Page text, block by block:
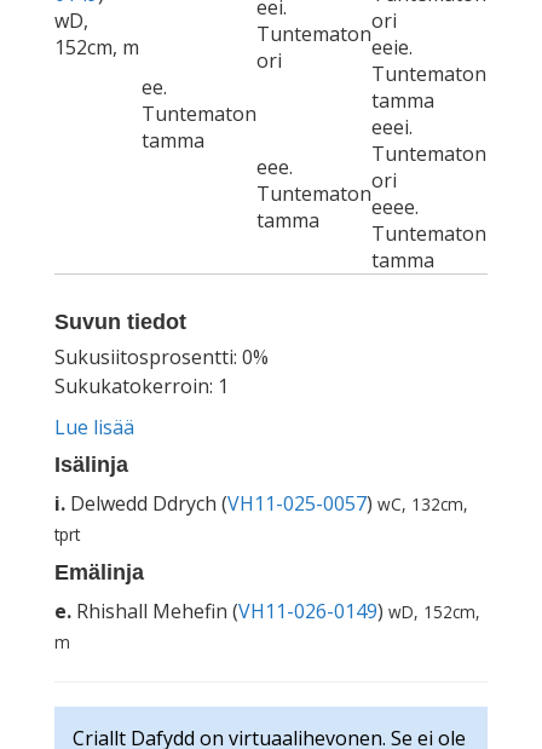
wD,
152cm, m
ee.
Tuntematon
tamma
eei.
Tuntematon
ori
ori
eeie.
Tuntematon
tamma
eee.
Tuntematon
tamma
eeei.
Tuntematon
ori
eeee.
Tuntematon
tamma
Suvun tiedot
Sukusiitosprosentti: 0%
Sukukatokerroin: 1
Lue lisää
Isälinja
i. Delwedd Ddrych (VH11-025-0057) wC, 132cm,
tprt
Emälinja
e. Rhishall Mehefin (VH11-026-0149) wD, 152cm,
m
Criallt Dafydd on virtuaalihevonen. Se ei ole